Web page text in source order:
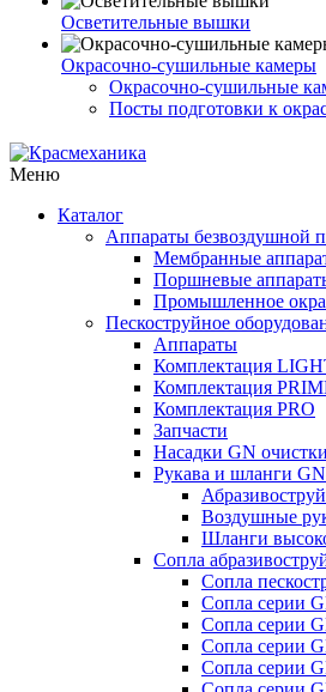
Осветительные вышки
Окрасочно-сушильные камеры
Окрасочно-сушильные
Посты подготовки к
Меню
Каталог
Аппараты безвоздушной
Мембранные
Поршневые
Промышленное
Пескоструйное
Аппараты
Комплектация
Комплектация
Комплектация PRO
Запчасти
Насадки GN
Рукава и шланги
Воздушные
Шланги
Сопла
Сопла
Сопла серии
Сопла серии
Сопла серии
Сопла серии